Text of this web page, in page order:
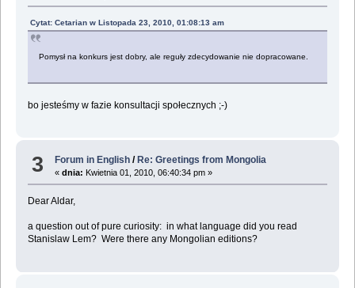
Cytat: Cetarian w Listopada 23, 2010, 01:08:13 am
Pomysł na konkurs jest dobry, ale reguły zdecydowanie nie dopracowane.
bo jesteśmy w fazie konsultacji społecznych ;-)
3 Forum in English / Re: Greetings from Mongolia
«dnia: Kwietnia 01, 2010, 06:40:34 pm »
Dear Aldar,
a question out of pure curiosity: in what language did you read
Stanislaw Lem? Were there any Mongolian editions?